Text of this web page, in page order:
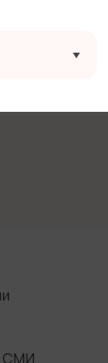
смс и e-mail
СМИ